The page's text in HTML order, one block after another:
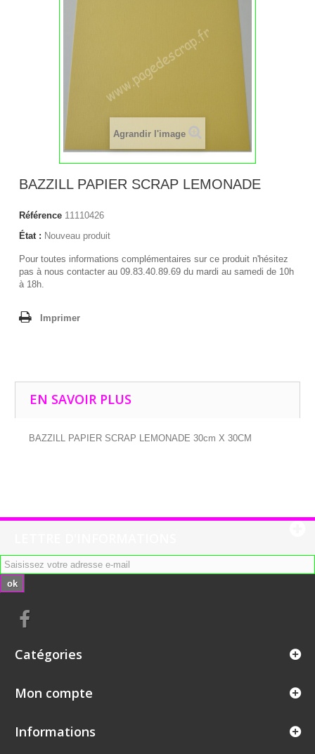
Agrandir l'image
BAZZILL PAPIER SCRAP LEMONADE
Référence 11110426
État : Nouveau produit
Pour toutes informations complémentaires sur ce produit n'hésitez
pas à nous contacter au 09.83.40.89.69 du mardi au samedi de 10h
à 18h.
Imprimer
EN SAVOIR PLUS
BAZZILL PAPIER SCRAP LEMONADE 30cm X 30CM
ok
Catégories
Mon compte
Informations